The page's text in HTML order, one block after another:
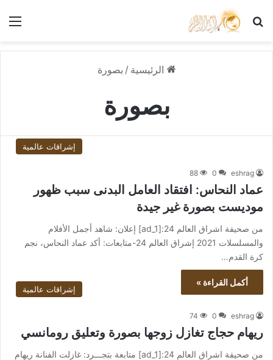
بحث عن
الرئيسية / بصورة
بصورة
إشراقات عالمية
eshrag
0
88
عماد النحاس: افتقاد العامل البدنى سبب ظهور
موديست بصورة غير جيدة
من صحيفة اشراق العالم 24:[ad_1] إعلان: شاهد أجمل الأفلام
والمسلسلات 2021 إشراق العالم 24-متابعات: أكد عماد النحاس، نجم
كرة القدم…
أكمل القراءة »
إشراقات عالمية
eshrag
0
74
ريهام حجاج تغازل زوجها بصورة وتعليق رومانسي
من صحيفة اشراق العالم 24:[ad_1] متابعة بتجـــرد: غازلت الفنانة ريهام